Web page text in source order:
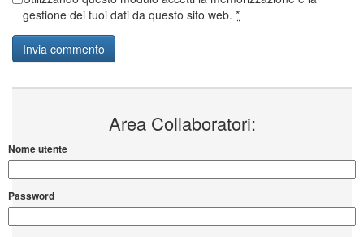
gestione dei tuoi dati da questo sito web. *
Area Collaboratori:
Nome utente
Password